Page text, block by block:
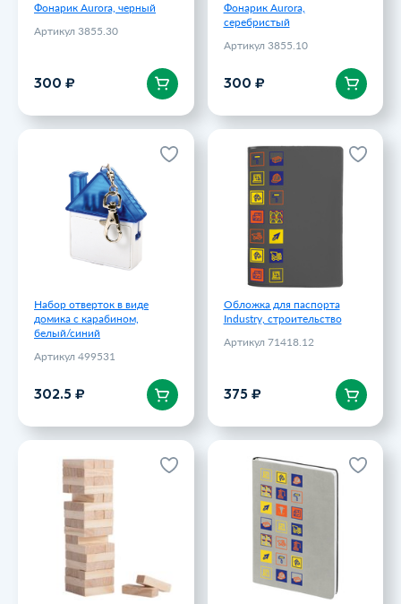
Фонарик Aurora, черный
Артикул 3855.30
300 ₽В корзину
Фонарик Aurora,
серебристый
Артикул 3855.10
300 ₽В корзину
Набор отверток в виде
домика с карабином,
белый/синий
Артикул 499531
302.5 ₽
Набор отверток в виде
домика с карабином,
белый/синий
Артикул 499531
302.5 ₽
В корзину
Обложка для паспорта
Industry, строительство
Артикул 71418.12
375 ₽
Обложка для паспорта
Industry, строительство
Артикул 71418.12
В корзину
Игра «Деревянная башня
мини», неокрашенная
Артикул 5351.00
Ежедневник Industry,
строительство
Артикул 71636.12